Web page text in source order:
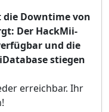
die Downtime von
Der HackMii-
und die
stiegen
erreichbar. Ihr